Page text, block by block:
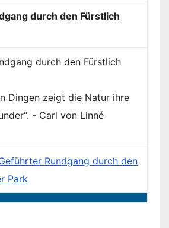
durch den Fürstlich
Dingen zeigt die Natur ihre
- Carl von Linné
Rundgang durch den
Park